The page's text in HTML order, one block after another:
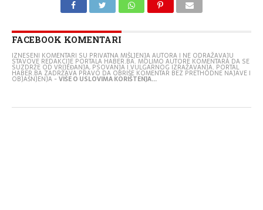
FACEBOOK KOMENTARI
IZNESENI KOMENTARI SU PRIVATNA MIŠLJENJA AUTORA I NE ODRAŽAVAJU
STAVOVE REDAKCIJE PORTALA HABER.BA. MOLIMO AUTORE KOMENTARA DA SE
SUZDRŽE OD VRIJEĐANJA, PSOVANJA I VULGARNOG IZRAŽAVANJA. PORTAL
HABER.BA ZADRŽAVA PRAVO DA OBRIŠE KOMENTAR BEZ PRETHODNE NAJAVE I
OBJAŠNJENJA -VIŠE O USLOVIMA KORIŠTENJA...